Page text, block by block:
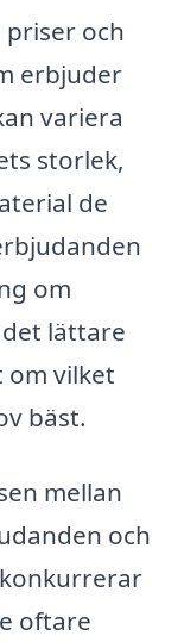
och
erbjuder
variera
storlek,
de
om
lättare
vilket
bäst.
mellan
och
oftare